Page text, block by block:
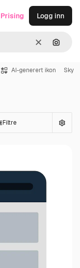
Slett Søk
Prising Logg inn
AI-generert ikon Sky
Filtre